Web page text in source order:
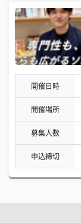
開催日時
開催場所
募集人数
申込締切